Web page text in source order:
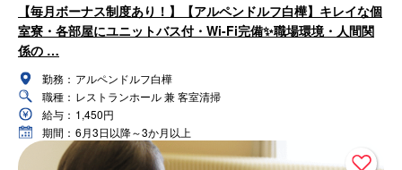
【毎月ボーナス制度あり！】【アルペンドルフ白樺】キレイな個
室寮・各部屋にユニットバス付・Wi-Fi完備✨職場環境・人間関
係の …
勤務： アルペンドルフ白樺
職種： レストランホール 兼 客室清掃
給与： 1,450円
期間： 6月3日以降～3か月以上